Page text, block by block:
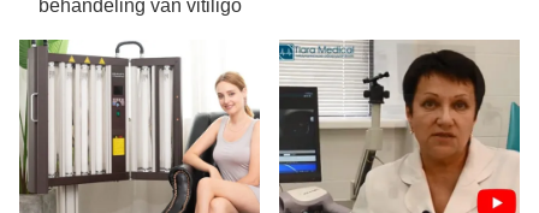
behandeling van vitiligo